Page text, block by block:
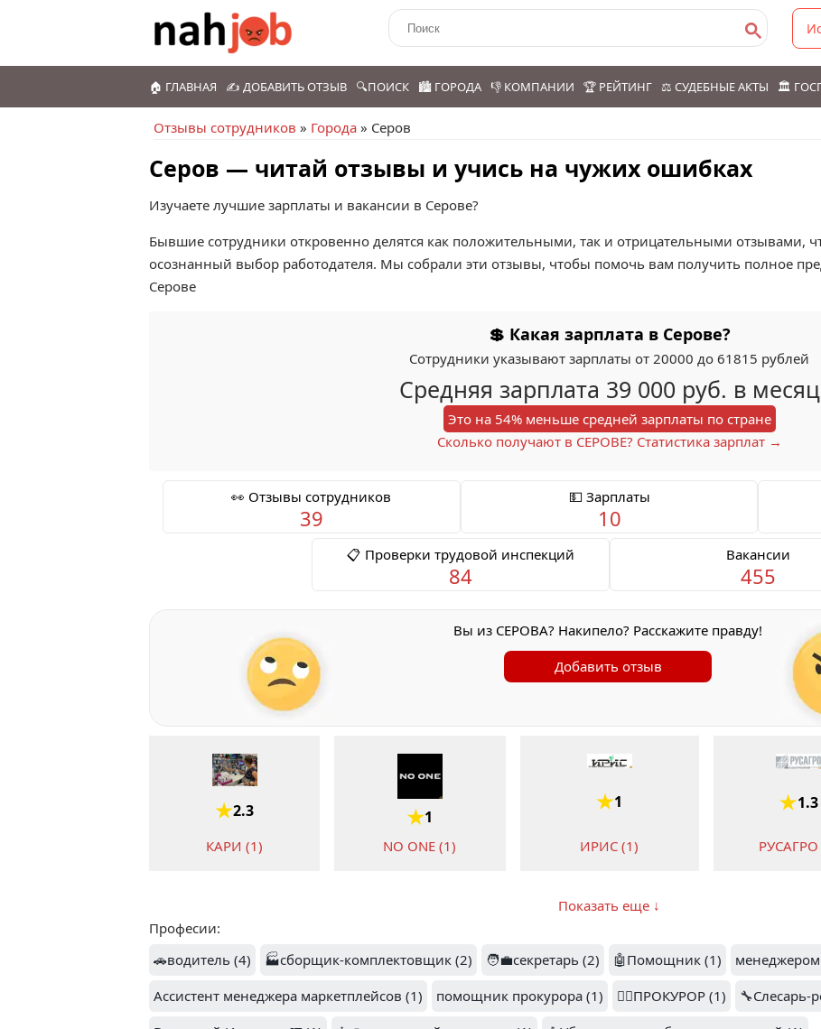
🏠 ГЛАВНАЯ ✍️ ДОБАВИТЬ ОТЗЫВ 🔍ПОИСК 🏙️ ГОРОДА 👎 КОМПАНИИ 🏆 РЕЙТИНГ ⚖️ СУДЕБНЫЕ АКТЫ 🏛️
Отзывы сотрудников » Города » Серов
Серов — читай отзывы и учись на чужих ошибках
Изучаете лучшие зарплаты и вакансии в Серове?
Бывшие сотрудники откровенно делятся как положительными, так и отрицательными отзывами,
осознанный выбор работодателя. Мы собрали эти отзывы, чтобы помочь вам получить полное
Серове
💲 Какая зарплата в Серове?
Сотрудники указывают зарплаты от 20000 до 61815 рублей
Средняя зарплата 39 000 руб. в месяц
Это на 54% меньше средней зарплаты по стране
Сколько получают в СЕРОВЕ? Статистика зарплат →
👀 Отзывы сотрудников
39
💵 Зарплаты
10
📋 Проверки трудовой инспекций
84
Вакансии
455
Вы из СЕРОВА? Накипело? Расскажите правду!
Добавить отзыв
2.3
КАРИ (1)
1
NO ONE (1)
1
ИРИС (1)
1.3
РУСАГРО
ВИРА (1) ТАКСИ ПОБЕДА (1)
ПОРТРЕТЫ НА
(1)
2.4
ВТБ (1)
Показать еще ↓
Професии:
🚗водитель (4)
🏭сборщик-комплектовщик (2) 🧑‍💼секретарь (2) 🤖Помощник (1)
Ассистент менеджера маркетплейсов (1)
помощник прокурора (1) 👨‍⚖️ПРОКУРОР (1)
🔧Слесарь-